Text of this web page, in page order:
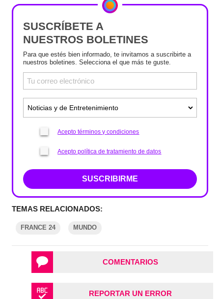
SUSCRÍBETE A
NUESTROS BOLETINES
Para que estés bien informado, te invitamos a suscribirte a
nuestros boletines. Selecciona el que más te guste.
Acepto términos y condiciones
Acepto política de tratamiento de datos
SUSCRIBIRME
TEMAS RELACIONADOS:
FRANCE 24 MUNDO
COMENTARIOS
REPORTAR UN ERROR